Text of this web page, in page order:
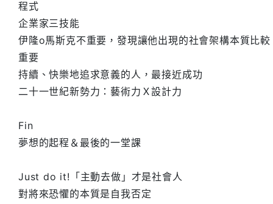
程式
企業家三技能
伊隆o馬斯克不重要，發現讓他出現的社會架構本質比較
重要
持續、快樂地追求意義的人，最接近成功
二十一世紀新勢力：藝術力Ｘ設計力
Fin
夢想的起程＆最後的一堂課
Just do it!「主動去做」才是社會人
對將來恐懼的本質是自我否定